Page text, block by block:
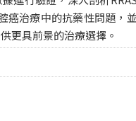
癌治療中的抗藥性問題
更具前景的治療選擇。